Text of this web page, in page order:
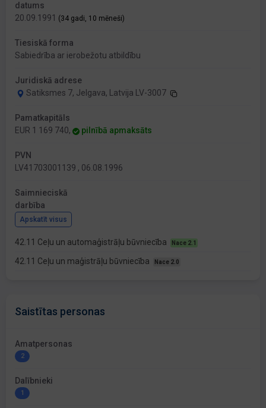
datums
20.09.1991 (34 gadi, 10 mēneši)
Tiesiskā forma
Sabiedrība ar ierobežotu atbildību
Juridiskā adrese
Satiksmes 7, Jelgava, Latvija LV-3007
Pamatkapitāls
EUR 1 169 740,
pilnībā apmaksāts
PVN
LV41703001139 , 06.08.1996
Saimnieciskā
darbība
Apskatīt visus
42.11 Ceļu un automaģistrāļu būvniecība Nace 2.1
42.11 Ceļu un maģistrāļu būvniecība Nace 2.0
Saistītas personas
Amatpersonas
2
Dalībnieki
1